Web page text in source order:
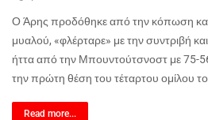
Ο Άρης προδόθηκε από την κόπωση
μυαλού, «φλέρταρε» με την συντριβή
ήττα από την Μπουντούτσνοστ με 75-
την πρώτη θέση του τέταρτου ομίλου
Read more...